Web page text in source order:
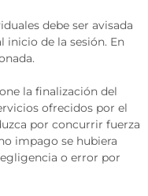
debe ser avisada
inicio de la sesión. En
la finalización del
ofrecidos por el
por concurrir fuerza
impago se hubiera
o error por